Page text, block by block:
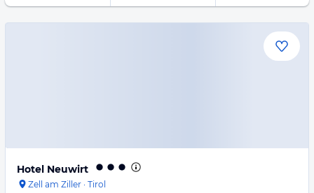
Hotel Neuwirt
Zell am Ziller · Tirol